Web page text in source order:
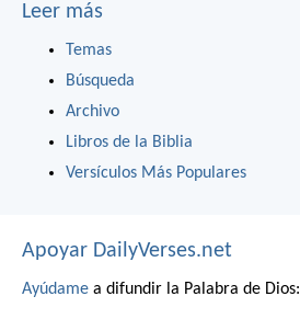
Leer más
Temas
Búsqueda
Archivo
Libros de la Biblia
Versículos Más Populares
Apoyar DailyVerses.net
Ayúdame a difundir la Palabra de Dios: